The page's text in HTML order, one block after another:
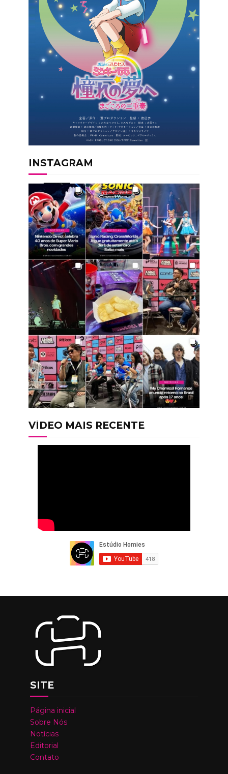
INSTAGRAM
VÍDEO MAIS RECENTE
SITE
Página inicial
Sobre Nós
Notícias
Editorial
Contato